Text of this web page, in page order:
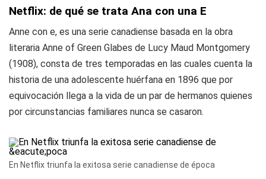
Netflix: de qué se trata Ana con una E
Anne con e, es una serie canadiense basada en la obra
literaria Anne of Green Glabes de Lucy Maud Montgomery
(1908), consta de tres temporadas en las cuales cuenta la
historia de una adolescente huérfana en 1896 que por
equivocación llega a la vida de un par de hermanos quienes
por circunstancias familiares nunca se casaron.
En Netflix triunfa la exitosa serie canadiense de época